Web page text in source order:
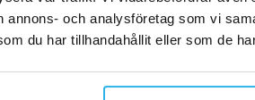
annons- och analysföretag som vi
du har tillhandahållit eller som de